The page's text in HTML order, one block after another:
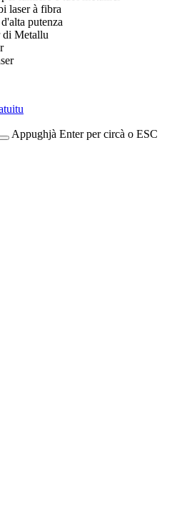
laser à fibra
putenza
di Metallu
Appughjà Enter per circà o ESC